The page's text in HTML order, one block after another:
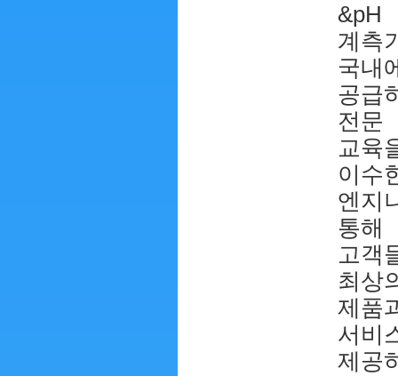
&pH
계측
국내
공급
전문
교육
이수
엔지
통해
고객
최상
제품
서비
제공